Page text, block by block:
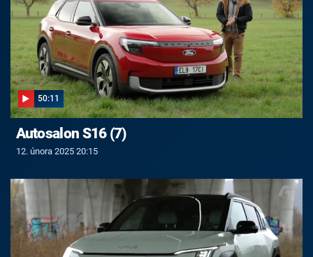
50:11
Autosalon S16 (7)
12. února 2025 20:15